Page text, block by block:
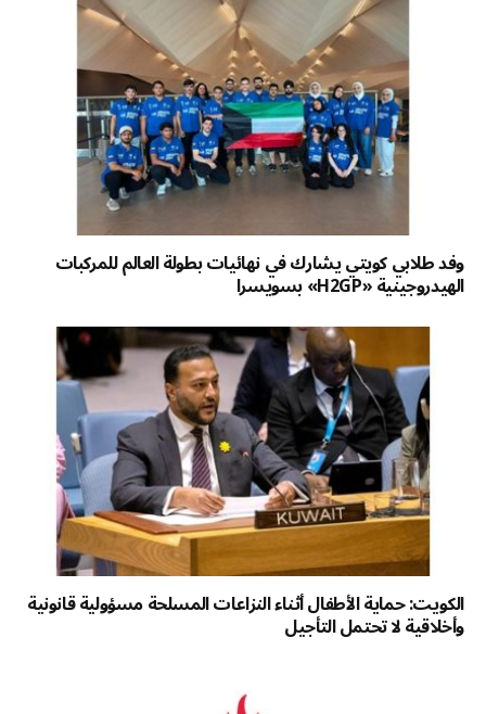
وفد طلابي كويتي يشارك في نهائيات بطولة العالم للمركبات
الهيدروجينية «H2GP» بسويسرا
الكويت: حماية الأطفال أثناء النزاعات المسلحة مسؤولية قانونية
وأخلاقية لا تحتمل التأجيل